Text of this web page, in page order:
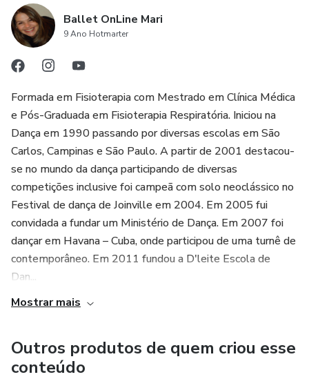
Ballet OnLine Mari
9 Ano Hotmarter
Formada em Fisioterapia com Mestrado em Clínica Médica
e Pós-Graduada em Fisioterapia Respiratória. Iniciou na
Dança em 1990 passando por diversas escolas em São
Carlos, Campinas e São Paulo. A partir de 2001 destacou-
se no mundo da dança participando de diversas
competições inclusive foi campeã com solo neoclássico no
Festival de dança de Joinville em 2004. Em 2005 fui
convidada a fundar um Ministério de Dança. Em 2007 foi
dançar em Havana – Cuba, onde participou de uma turnê de
contemporâneo. Em 2011 fundou a D'leite Escola de
Dan...
Mostrar mais
Outros produtos de quem criou esse
conteúdo